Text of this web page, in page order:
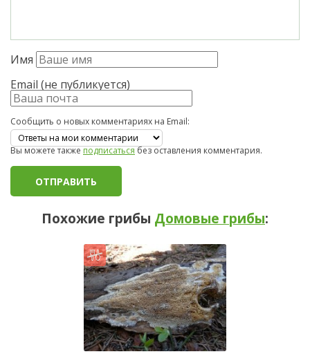
Имя
Email (не публикуется)
Сообщить о новых комментариях на Email:
Вы можете такжеподписатьсябез оставления комментария.
Похожие грибы Домовые грибы: